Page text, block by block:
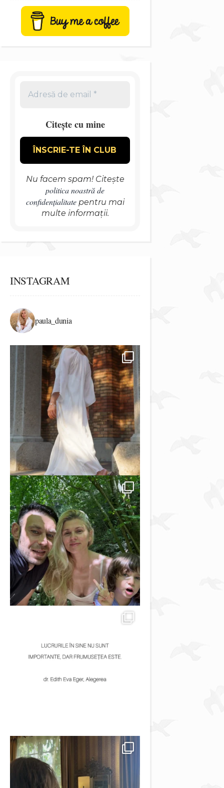
Citește cu mine
Nu facem spam! Citește
politica noastră de
confidențialitatepentru mai
multe informații.
INSTAGRAM
paula_dunia